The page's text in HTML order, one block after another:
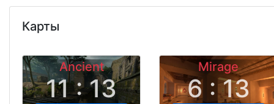
Карты
Ancient
11 : 13
Mirage
6 : 13